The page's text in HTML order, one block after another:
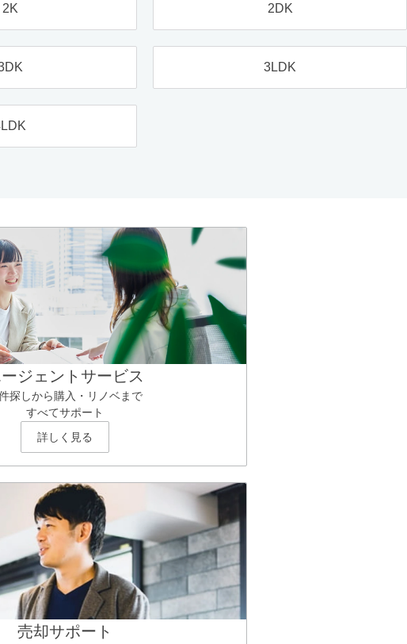
2K 2DK
3LDK
ジェントサービス
探しから購入・リノベまで
すべてサポート
詳しく見る
売却サポート